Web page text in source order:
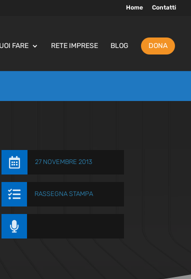
Home Contatti
FARE RETE IMPRESE BLOG DONA
 27 NOVEMBRE 2013
 RASSEGNA STAMPA
